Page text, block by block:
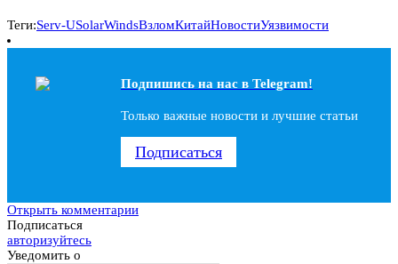
Теги:Serv-USolarWindsВзломКитайНовостиУязвимости
Подпишись на наc в Telegram!
Только важные новости и лучшие статьи
Подписаться
Открыть комментарии
Подписаться
авторизуйтесь
Уведомить о